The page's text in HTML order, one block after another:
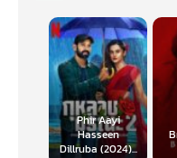
Phir Aayi
Hasseen
Dillruba (2024)...